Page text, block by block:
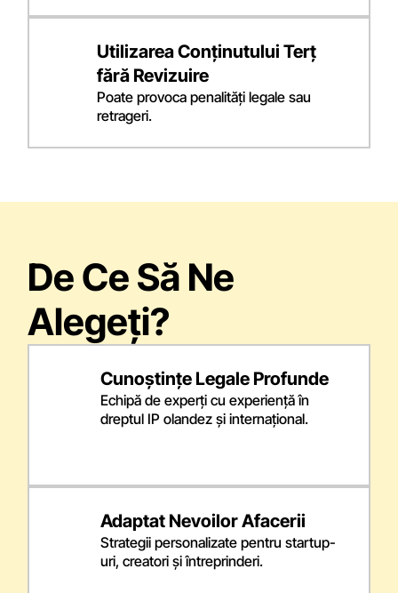
Utilizarea Conținutului Terț
fără Revizuire
Poate provoca penalități legale sau
retrageri.
De Ce Să Ne
Alegeți?
Cunoștințe Legale Profunde
Echipă de experți cu experiență în
dreptul IP olandez și internațional.
Adaptat Nevoilor Afacerii
Strategii personalizate pentru startup-
uri, creatori și întreprinderi.